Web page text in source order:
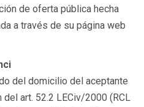
de oferta pública hecha
a través de su página web
del domicilio del aceptante
art. 52.2 LECiv/2000 (RCL